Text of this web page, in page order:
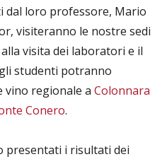
dal loro professore, Mario
visiteranno le nostre sedi
visita dei laboratori e il
studenti potranno
vino regionale a Colonnara
Conero.
presentati i risultati dei